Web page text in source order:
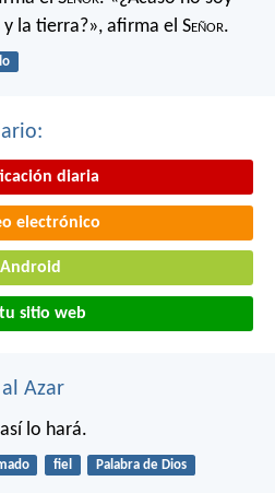
la tierra?», afirma el Señor.
diaria
electrónico
Android
tu sitio web
Azar
lo hará.
fiel Palabra de Dios